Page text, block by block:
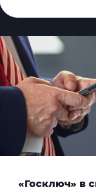
«Госключ» в